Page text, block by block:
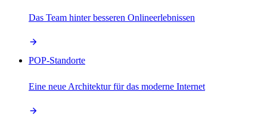
Das Team hinter besseren Onlineerlebnissen
POP-Standorte
Eine neue Architektur für das moderne Internet